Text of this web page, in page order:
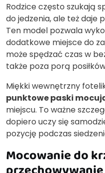
Rodzice często szukają
do jedzenia, ale też daje
Ten model pozwala
dodatkowe miejsce do
może spędzać czas w
także poza porą
Miękki wewnętrzny
punktowe paski
miejscu. To ważne
dopiero uczy się
pozycję podczas
Mocowanie do